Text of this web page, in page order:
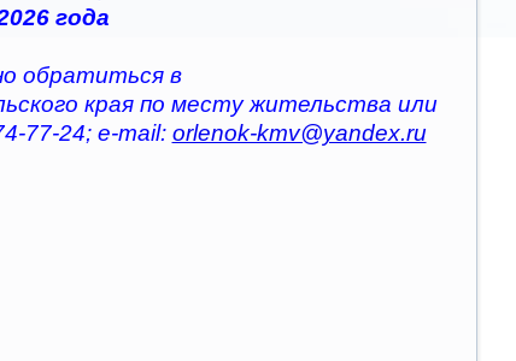
года
обратиться в
края по месту жительства или
77-24; e-mail: orlenok-kmv@yandex.ru